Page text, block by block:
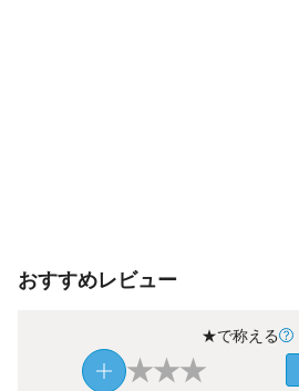
おすすめレビュー
★で称える
★★★